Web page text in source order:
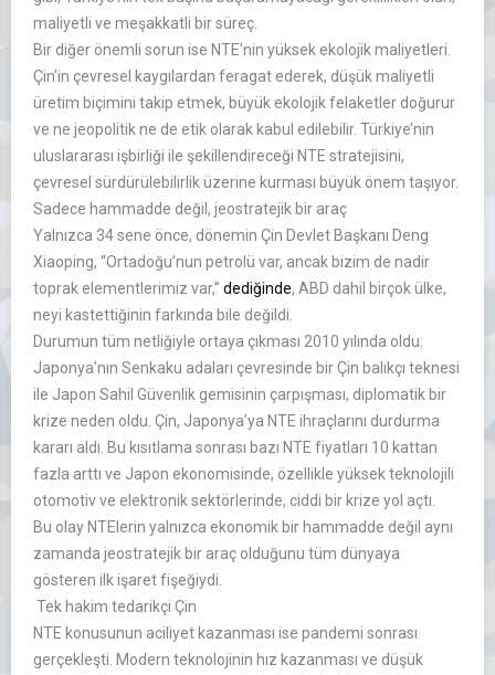
maliyetli ve meşakkatli bir süreç.
Bir diğer önemli sorun ise NTE’nin yüksek ekolojik maliyetleri.
Çin’in çevresel kaygılardan feragat ederek, düşük maliyetli
üretim biçimini takip etmek, büyük ekolojik felaketler doğurur
ve ne jeopolitik ne de etik olarak kabul edilebilir. Türkiye’nin
uluslararası işbirliği ile şekillendireceği NTE stratejisini,
çevresel sürdürülebilirlik üzerine kurması büyük önem taşıyor.
Sadece hammadde değil, jeostratejik bir araç
Yalnızca 34 sene önce, dönemin Çin Devlet Başkanı Deng
Xiaoping, ‘‘Ortadoğu’nun petrolü var, ancak bizim de nadir
toprak elementlerimiz var,’’ dediğinde, ABD dahil birçok ülke,
neyi kastettiğinin farkında bile değildi.
Durumun tüm netliğiyle ortaya çıkması 2010 yılında oldu:
Japonya’nın Senkaku adaları çevresinde bir Çin balıkçı teknesi
ile Japon Sahil Güvenlik gemisinin çarpışması, diplomatik bir
krize neden oldu. Çin, Japonya’ya NTE ihraçlarını durdurma
kararı aldı. Bu kısıtlama sonrası bazı NTE fiyatları 10 kattan
fazla arttı ve Japon ekonomisinde, özellikle yüksek teknolojili
otomotiv ve elektronik sektörlerinde, ciddi bir krize yol açtı.
Bu olay NTElerin yalnızca ekonomik bir hammadde değil aynı
zamanda jeostratejik bir araç olduğunu tüm dünyaya
gösteren ilk işaret fişeğiydi.
Tek hakim tedarikçi Çin
NTE konusunun aciliyet kazanması ise pandemi sonrası
gerçekleşti. Modern teknolojinin hız kazanması ve düşük